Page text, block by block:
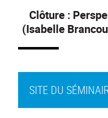
Clôture :
(Isabelle
SITE DU